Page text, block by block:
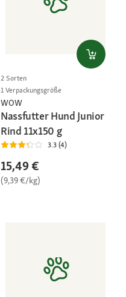
2 Sorten
1 Verpackungsgröße
WOW
Nassfutter Hund Junior
Rind 11x150 g
3.3 (4)
15,49 €
(9,39 €/kg)